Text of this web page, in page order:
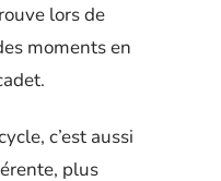
lors de
moments en
c’est aussi
plus